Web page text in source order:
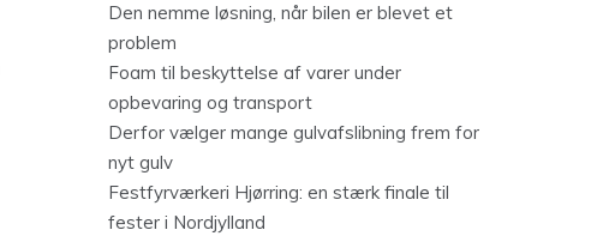
Den nemme løsning, når bilen er blevet et
problem
Foam til beskyttelse af varer under
opbevaring og transport
Derfor vælger mange gulvafslibning frem for
nyt gulv
Festfyrværkeri Hjørring: en stærk finale til
fester i Nordjylland